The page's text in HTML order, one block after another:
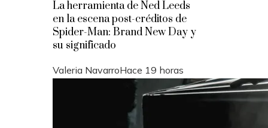
La herramienta de Ned Leeds
en la escena post-créditos de
Spider-Man: Brand New Day y
su significado
Valeria NavarroHace 19 horas